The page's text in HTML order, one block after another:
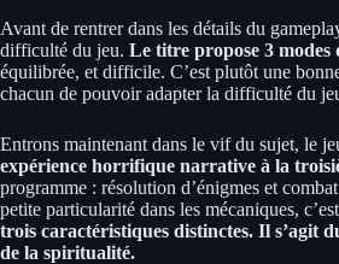
Avant de rentrer dans les détails du
difficulté du jeu. Le titre propose 3 modes
équilibrée, et difficile. C’est plutôt une
chacun de pouvoir adapter la difficulté du
Entrons maintenant dans le vif du sujet, le
expérience horrifique narrative à la
programme : résolution d’énigmes et
petite particularité dans les mécaniques,
trois caractéristiques distinctes. Il s’agit
de la spiritualité.